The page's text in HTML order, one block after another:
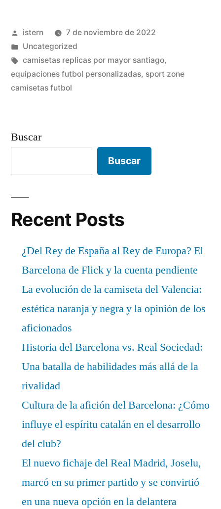
mensaje»
Publicado
por
istern
7 de noviembre de 2022
Publicado
en
Uncategorized
Etiquetas:
camisetas replicas por mayor santiago,
equipaciones futbol personalizadas, sport zone
camisetas futbol
Buscar
Buscar
Recent Posts
¿Del Rey de España al Rey de Europa? El
Barcelona de Flick y la cuenta pendiente
La evolución de la camiseta del Valencia:
estética naranja y negra y la opinión de los
aficionados
Historia del Barcelona vs. Real Sociedad:
Una batalla de habilidades más allá de la
rivalidad
Cultura de la afición del Barcelona: ¿Cómo
influye el espíritu catalán en el desarrollo
del club?
El nuevo fichaje del Real Madrid, Joselu,
marcó en su primer partido y se convirtió
en una nueva opción en la delantera